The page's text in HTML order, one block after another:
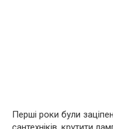
Перші роки були